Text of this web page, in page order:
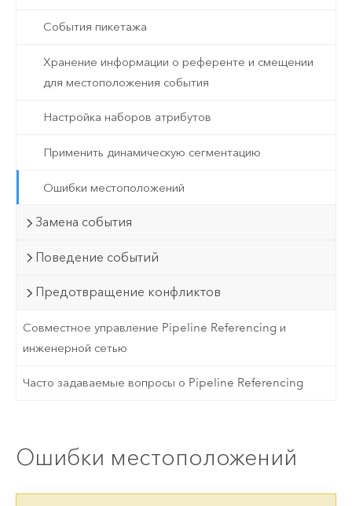
События пикетажа
Хранение информации о референте и смещении
для местоположения события
Настройка наборов атрибутов
Применить динамическую сегментацию
Ошибки местоположений
Замена события
Поведение событий
Предотвращение конфликтов
Совместное управление Pipeline Referencing и
инженерной сетью
Часто задаваемые вопросы о Pipeline Referencing
Ошибки местоположений